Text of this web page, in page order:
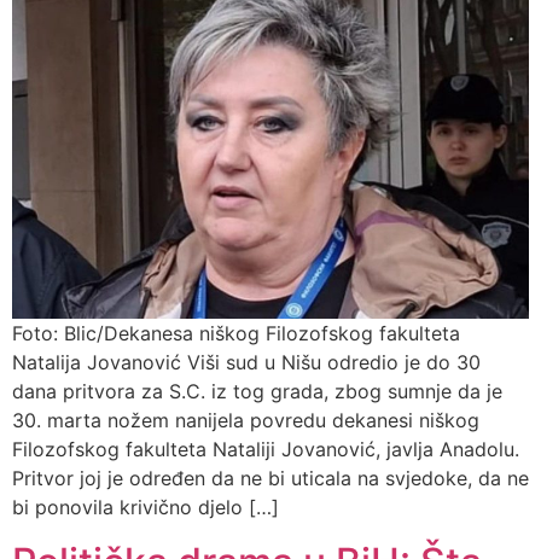
Foto: Blic/Dekanesa niškog Filozofskog fakulteta
Natalija Jovanović Viši sud u Nišu odredio je do 30
dana pritvora za S.C. iz tog grada, zbog sumnje da je
30. marta nožem nanijela povredu dekanesi niškog
Filozofskog fakulteta Nataliji Jovanović, javlja Anadolu.
Pritvor joj je određen da ne bi uticala na svjedoke, da ne
bi ponovila krivično djelo […]